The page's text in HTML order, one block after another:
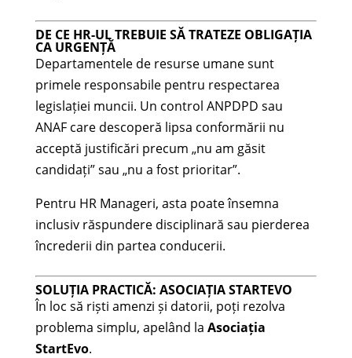
DE CE HR-UL TREBUIE SĂ TRATEZE OBLIGAȚIA
CA URGENȚĂ
Departamentele de resurse umane sunt
primele responsabile pentru respectarea
legislației muncii. Un control ANPDPD sau
ANAF care descoperă lipsa conformării nu
acceptă justificări precum „nu am găsit
candidați” sau „nu a fost prioritar”.
Pentru HR Manageri, asta poate însemna
inclusiv răspundere disciplinară sau pierderea
încrederii din partea conducerii.
SOLUȚIA PRACTICĂ: ASOCIAȚIA STARTEVO
În loc să riști amenzi și datorii, poți rezolva
problema simplu, apelând la Asociația
StartEvo.